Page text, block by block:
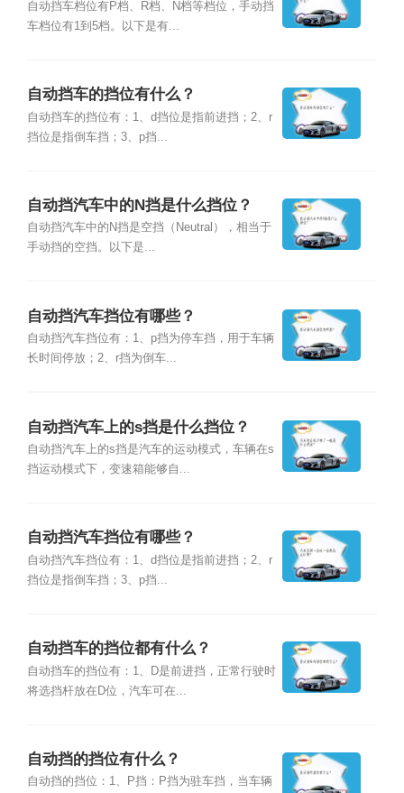
自动挡车档位有P档、R档、N档等档位，手动挡
车档位有1到5档。以下是有...
自动挡车的挡位有什么？
自动挡车的挡位有：1、d挡位是指前进挡；2、r
挡位是指倒车挡；3、p挡...
自动挡汽车中的N挡是什么挡位？
自动挡汽车中的N挡是空挡（Neutral），相当于
手动挡的空挡。以下是...
自动挡汽车挡位有哪些？
自动挡汽车挡位有：1、p挡为停车挡，用于车辆
长时间停放；2、r挡为倒车...
自动挡汽车上的s挡是什么挡位？
自动挡汽车上的s挡是汽车的运动模式，车辆在s
挡运动模式下，变速箱能够自...
自动挡汽车挡位有哪些？
自动挡汽车挡位有：1、d挡位是指前进挡；2、r
挡位是指倒车挡；3、p挡...
自动挡车的挡位都有什么？
自动挡车的挡位有：1、D是前进挡，正常行驶时
将选挡杆放在D位，汽车可在...
自动挡的挡位有什么？
自动挡的挡位：1、P挡：P挡为驻车挡，当车辆